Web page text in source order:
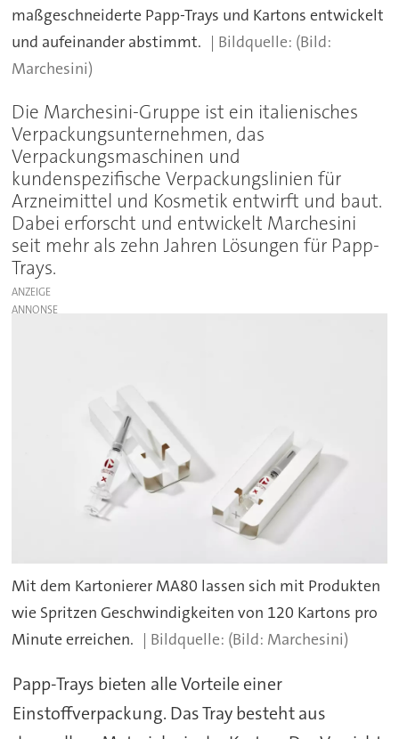
maßgeschneiderte Papp-Trays und Kartons entwickelt
und aufeinander abstimmt.
(Bild:
Marchesini)
Die Marchesini-Gruppe ist ein italienisches
Verpackungsunternehmen, das
Verpackungsmaschinen und
kundenspezifische Verpackungslinien für
Arzneimittel und Kosmetik entwirft und baut.
Dabei erforscht und entwickelt Marchesini
seit mehr als zehn Jahren Lösungen für Papp-
Trays.
ANZEIGE
Mit dem Kartonierer MA80 lassen sich mit Produkten
wie Spritzen Geschwindigkeiten von 120 Kartons pro
Minute erreichen.
(Bild: Marchesini)
Papp-Trays bieten alle Vorteile einer
Einstoffverpackung. Das Tray besteht aus